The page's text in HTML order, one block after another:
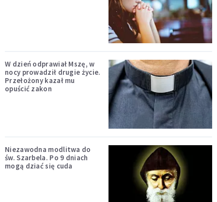
W dzień odprawiał Mszę, w
nocy prowadził drugie życie.
Przełożony kazał mu
opuścić zakon
Niezawodna modlitwa do
św. Szarbela. Po 9 dniach
mogą dziać się cuda